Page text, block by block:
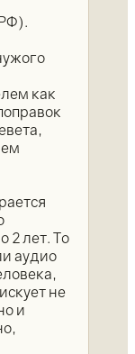
как
2 лет. То
аудио
не
и